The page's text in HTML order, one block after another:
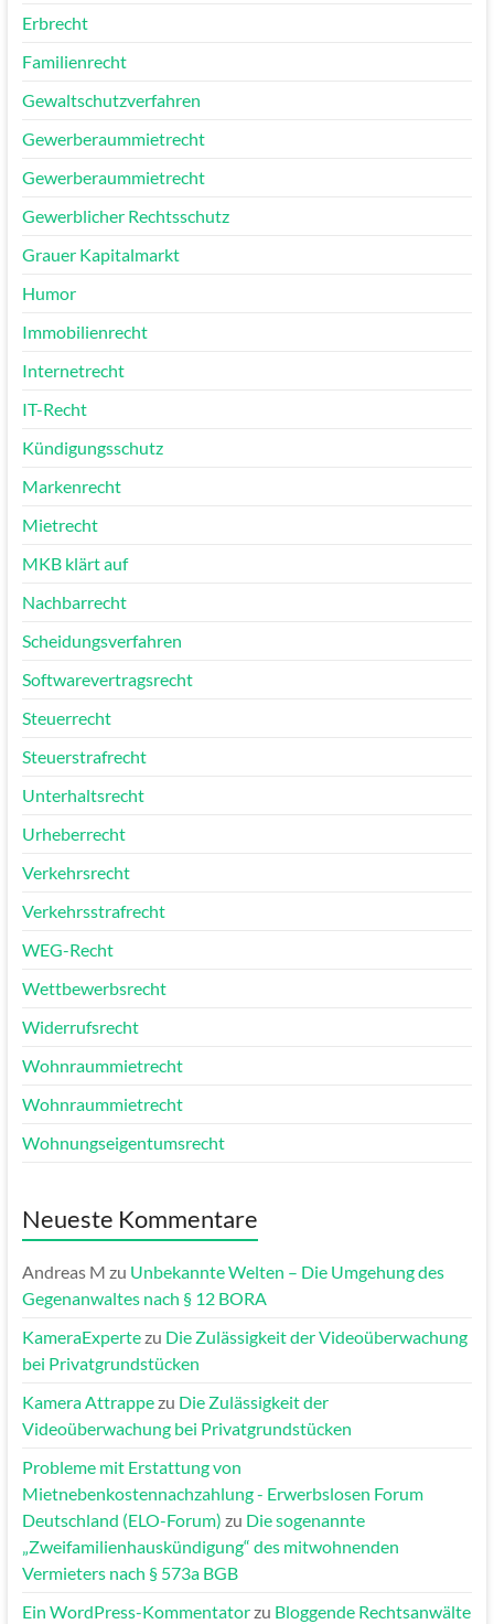
Erbrecht
Familienrecht
Gewaltschutzverfahren
Gewerberaummietrecht
Gewerberaummietrecht
Gewerblicher Rechtsschutz
Grauer Kapitalmarkt
Humor
Immobilienrecht
Internetrecht
IT-Recht
Kündigungsschutz
Markenrecht
Mietrecht
MKB klärt auf
Nachbarrecht
Scheidungsverfahren
Softwarevertragsrecht
Steuerrecht
Steuerstrafrecht
Unterhaltsrecht
Urheberrecht
Verkehrsrecht
Verkehrsstrafrecht
WEG-Recht
Wettbewerbsrecht
Widerrufsrecht
Wohnraummietrecht
Wohnraummietrecht
Wohnungseigentumsrecht
Neueste Kommentare
Andreas M zu Unbekannte Welten – Die Umgehung des
Gegenanwaltes nach § 12 BORA
KameraExpertezu Die Zulässigkeit der Videoüberwachung
bei Privatgrundstücken
Kamera Attrappezu Die Zulässigkeit der
Videoüberwachung bei Privatgrundstücken
Probleme mit Erstattung von
Mietnebenkostennachzahlung - Erwerbslosen Forum
Deutschland (ELO-Forum) zu Die sogenannte
„Zweifamilienhauskündigung“ des mitwohnenden
Vermieters nach § 573a BGB
Ein WordPress-Kommentatorzu Bloggende Rechtsanwälte